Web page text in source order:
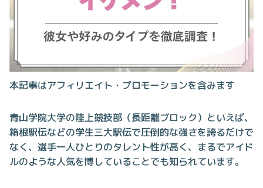
本記事はアフィリエイト・プロモーションを含みます
青山学院大学の陸上競技部（長距離ブロック）といえば、
箱根駅伝などの学生三大駅伝で圧倒的な強さを誇るだけで
なく、選手一人ひとりのタレント性が高く、まるでアイド
ルのような人気を博していることでも知られています。